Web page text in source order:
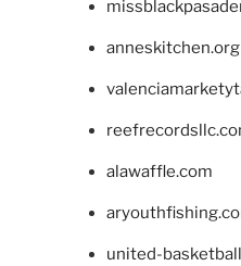
anneskitchen.org
alawaffle.com
united-